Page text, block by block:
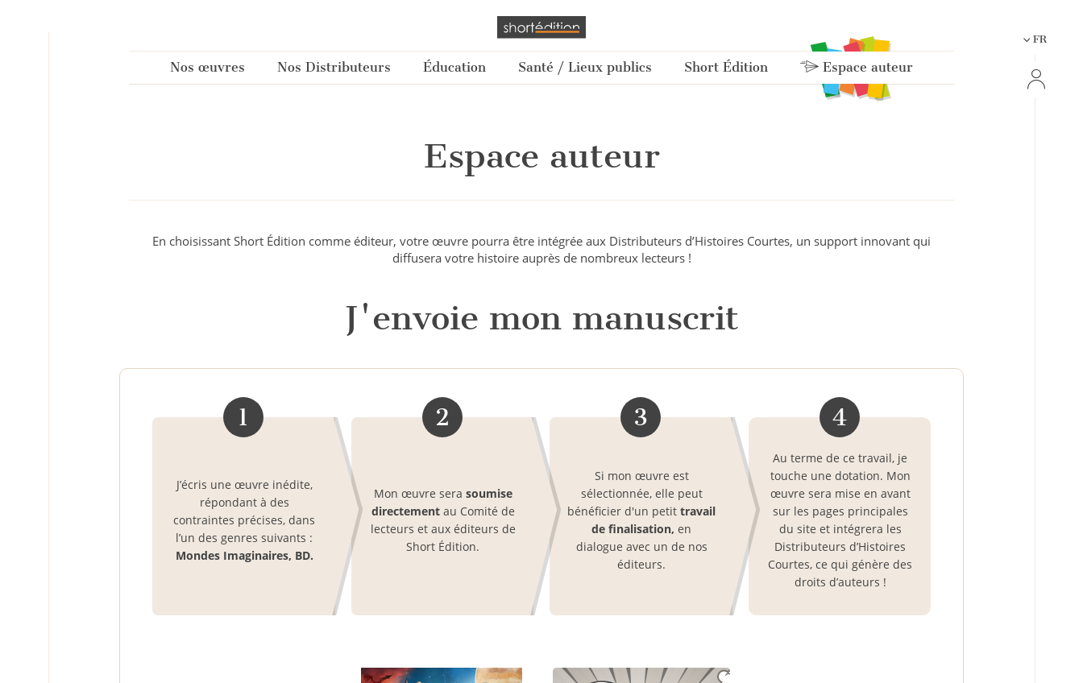
Nos œuvres Nos Distributeurs Éducation Santé / Lieux publics Short Édition Espace auteur
FR
Espace auteur
En choisissant Short Édition comme éditeur, votre œuvre pourra être intégrée aux Distributeurs d’Histoires Courtes, un support innovant qui
diffusera votre histoire auprès de nombreux lecteurs !
J'envoie mon manuscrit
1
J’écris une œuvre inédite,
répondant à des
contraintes précises, dans
l’un des genres suivants :
Mondes Imaginaires, BD.
2
Mon œuvre sera soumise
directementau Comité de
lecteurs et aux éditeurs de
Short Édition.
3
Si mon œuvre est
sélectionnée, elle peut
bénéficier d'un petittravail
de finalisation, en
dialogue avec un de nos
éditeurs.
4
Au terme de ce travail, je
touche une dotation. Mon
œuvre sera mise en avant
sur les pages principales
du site et intégrera les
Distributeurs d’Histoires
Courtes, ce qui génère des
droits d’auteurs !